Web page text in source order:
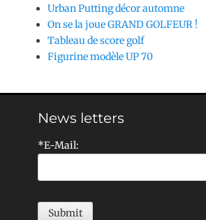
Urban Putting décor automne
On se la joue GRAND GOLFEUR !
Tableau de score golf
Figurine modèle UP 70
News letters
*E-Mail: